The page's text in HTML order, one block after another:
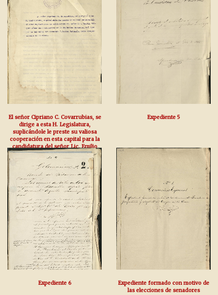
El señor Cipriano C. Covarrubias, se
dirige a esta H. Legislatura,
suplicándole le preste su valiosa
cooperación en esta capital para la
candidatura del señor Lic. Emilio
Vázquez Gómez como Presidente
de la República Mexicana, así por la
del señor Don Fer
Expediente 5
Expediente 6
Expediente formado con motivo de
las elecciones de senadores